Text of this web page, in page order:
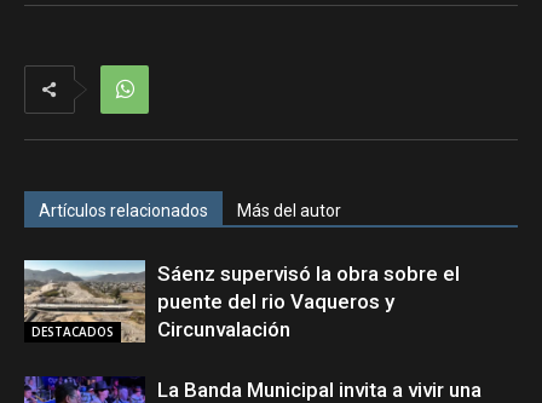
Artículos relacionados Más del autor
DESTACADOS
Sáenz supervisó la obra sobre el
puente del rio Vaqueros y
Circunvalación
La Banda Municipal invita a vivir una